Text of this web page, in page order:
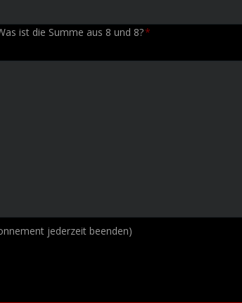
ist die Summe aus 8 und 8?*
jederzeit beenden)